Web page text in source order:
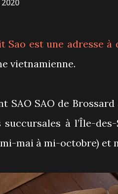
Sao est une adresse
vietnamienne.
SAO SAO de
succursales à l’Île-
mai à mi-octobre) et